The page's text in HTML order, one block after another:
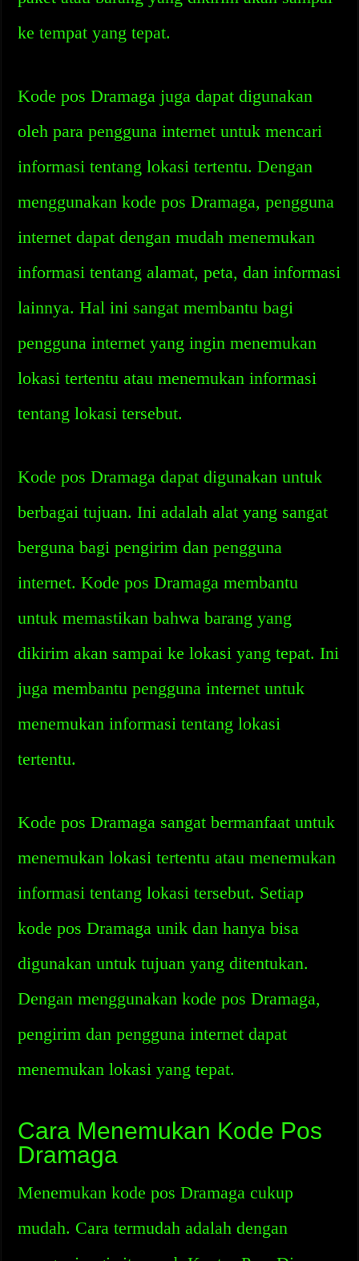
ke tempat yang tepat.
Kode pos Dramaga juga dapat digunakan
oleh para pengguna internet untuk mencari
informasi tentang lokasi tertentu. Dengan
menggunakan kode pos Dramaga, pengguna
internet dapat dengan mudah menemukan
informasi tentang alamat, peta, dan informasi
lainnya. Hal ini sangat membantu bagi
pengguna internet yang ingin menemukan
lokasi tertentu atau menemukan informasi
tentang lokasi tersebut.
Kode pos Dramaga dapat digunakan untuk
berbagai tujuan. Ini adalah alat yang sangat
berguna bagi pengirim dan pengguna
internet. Kode pos Dramaga membantu
untuk memastikan bahwa barang yang
dikirim akan sampai ke lokasi yang tepat. Ini
juga membantu pengguna internet untuk
menemukan informasi tentang lokasi
tertentu.
Kode pos Dramaga sangat bermanfaat untuk
menemukan lokasi tertentu atau menemukan
informasi tentang lokasi tersebut. Setiap
kode pos Dramaga unik dan hanya bisa
digunakan untuk tujuan yang ditentukan.
Dengan menggunakan kode pos Dramaga,
pengirim dan pengguna internet dapat
menemukan lokasi yang tepat.
Cara Menemukan Kode Pos
Dramaga
Menemukan kode pos Dramaga cukup
mudah. Cara termudah adalah dengan